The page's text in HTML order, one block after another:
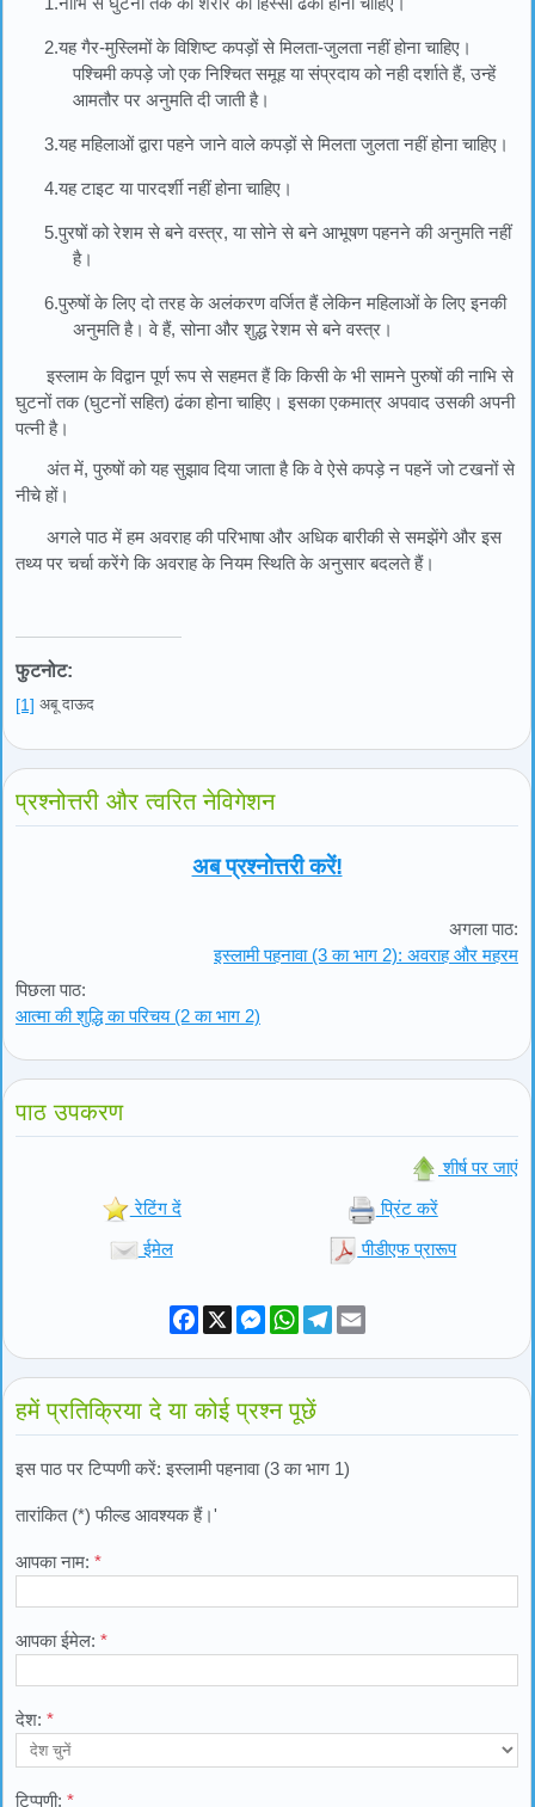
2.यह गैर-मुस्लिमों के विशिष्ट कपड़ों से मिलता-जुलता नहीं होना चाहिए।
पश्चिमी कपड़े जो एक निश्चित समूह या संप्रदाय को नही दर्शाते हैं, उन्हें
आमतौर पर अनुमति दी जाती है।
3.यह महिलाओं द्वारा पहने जाने वाले कपड़ों से मिलता जुलता नहीं होना चाहिए।
4.यह टाइट या पारदर्शी नहीं होना चाहिए।
5.पुरषों को रेशम से बने वस्त्र, या सोने से बने आभूषण पहनने की अनुमति नहीं
है।
6.पुरुषों के लिए दो तरह के अलंकरण वर्जित हैं लेकिन महिलाओं के लिए इनकी
अनुमति है। वे हैं, सोना और शुद्ध रेशम से बने वस्त्र।
इस्लाम के विद्वान पूर्ण रूप से सहमत हैं कि किसी के भी सामने पुरुषों की नाभि से
घुटनों तक (घुटनों सहित) ढंका होना चाहिए। इसका एकमात्र अपवाद उसकी अपनी
पत्नी है।
अंत में, पुरुषों को यह सुझाव दिया जाता है कि वे ऐसे कपड़े न पहनें जो टखनों से
नीचे हों।
अगले पाठ में हम अवराह की परिभाषा और अधिक बारीकी से समझेंगे और इस
तथ्य पर चर्चा करेंगे कि अवराह के नियम स्थिति के अनुसार बदलते हैं।
फुटनोट:
[1] अबू दाऊद
प्रश्नोत्तरी और त्वरित नेविगेशन
अब प्रश्नोत्तरी करें!
पिछला पाठ:
आत्मा की शुद्धि का परिचय (2 का भाग 2)
अगला पाठ:
इस्लामी पहनावा (3 का भाग 2): अवराह और महरम
पाठ उपकरण
शीर्ष पर जाएं
रेटिंग दें प्रिंट करें
ईमेल पीडीएफ प्रारूप
Facebook
X Messenger
WhatsApp
Telegram
हमें प्रतिक्रिया दे या कोई प्रश्न पूछें
इस पाठ पर टिप्पणी करें: इस्लामी पहनावा (3 का भाग 1)
तारांकित (*) फील्ड आवश्यक हैं।'
आपका नाम: *
आपका ईमेल: *
देश: *
टिप्पणी: *